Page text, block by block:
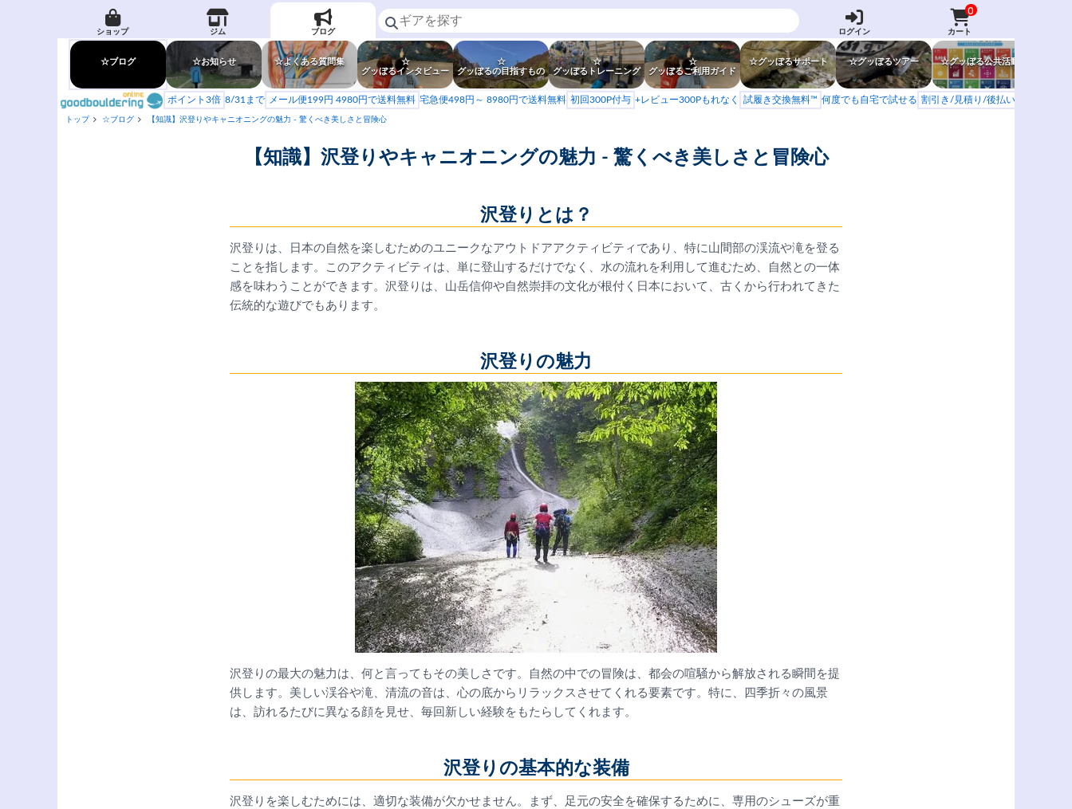
ショップ ジム ブログ ログイン
0
カート
☆ブログ ☆お知らせ ☆よくある質問集
☆
グッぼるインタビュー
☆
グッぼるの目指すもの
☆
グッぼるトレーニング
☆
グッぼるご利用ガイド
☆グッぼるサポート ☆グッぼるツアー ☆グッぼる公共活動
ポイント3倍 8/31まで メール便199円 4980円で送料無料 宅急便498円～ 8980円で送料無料 初回300P付与 +レビュー300Pもれなく 試履き交換無料™ 何度でも自宅で試せる 割引き/見積り/後払い
トップ ☆ブログ 【知識】沢登りやキャニオニングの魅力 - 驚くべき美しさと冒険心
【知識】沢登りやキャニオニングの魅力 - 驚くべき美しさと冒険心
沢登りとは？
沢登りは、日本の自然を楽しむためのユニークなアウトドアアクティビティであり、特に山間部の渓流や滝を登る
ことを指します。このアクティビティは、単に登山するだけでなく、水の流れを利用して進むため、自然との一体
感を味わうことができます。沢登りは、山岳信仰や自然崇拝の文化が根付く日本において、古くから行われてきた
伝統的な遊びでもあります。
沢登りの魅力
沢登りの最大の魅力は、何と言ってもその美しさです。自然の中での冒険は、都会の喧騒から解放される瞬間を提
供します。美しい渓谷や滝、清流の音は、心の底からリラックスさせてくれる要素です。特に、四季折々の風景
は、訪れるたびに異なる顔を見せ、毎回新しい経験をもたらしてくれます。
沢登りの基本的な装備
沢登りを楽しむためには、適切な装備が欠かせません。まず、足元の安全を確保するために、専用のシューズが重